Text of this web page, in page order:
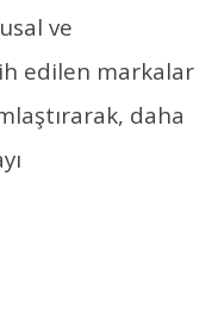
ve
edilen markalar
daha